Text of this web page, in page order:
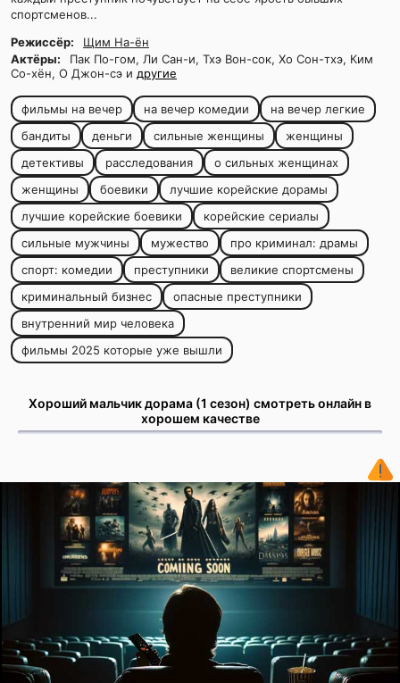
спортсменов...
Режиссёр:
Щим На-ён
Актёры:
Пак По-гом, Ли Сан-и, Тхэ Вон-сок, Хо Сон-тхэ, Ким
Со-хён, О Джон-сэ и другие
фильмы на вечер на вечер комедии
на вечер легкие
бандиты
деньги сильные женщины
женщины
детективы
расследования
о сильных женщинах
женщины
боевики
лучшие корейские дорамы
лучшие корейские боевики
корейские сериалы
сильные мужчины
мужество
про криминал: драмы
спорт: комедии
преступники
великие спортсмены
криминальный бизнес
опасные преступники
внутренний мир человека
фильмы 2025 которые уже вышли
Хороший мальчик дорама (1 сезон) смотреть онлайн в
хорошем качестве